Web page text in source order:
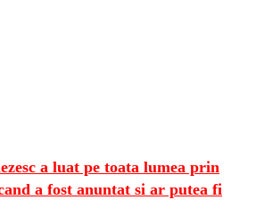
a luat pe toata lumea prin
a fost anuntat si ar putea fi